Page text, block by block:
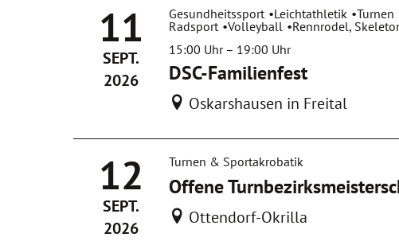
11
SEPT.
2026
Gesundheitssport Leichtathletik
Radsport Volleyball
Rennrodel,
15:00 Uhr– 19:00 Uhr
DSC-Familienfest
Oskarshausen in Freital
12
SEPT.
2026
Turnen & Sportakrobatik
Offene
Ottendorf-Okrilla